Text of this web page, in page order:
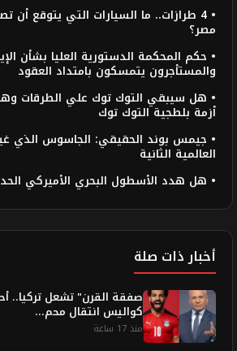
• 4 طرازات.. ما السيارات التي يتوقع أن
مصر؟
• حكم المحكمة الدستورية العليا بشأن
والمستأجرون يتمسكون بامتداد العقود
أزمة بلطجية التوك توك
• جيمس بوند الحقيقي: الجاسوس الذي
العالمية الثانية
• هل هدد الأسطول البحري الأميركي
أخبار ذات صلة
صفقة القرن" تشعل
كواليس انتقال محم...
منذ 17 ساعة